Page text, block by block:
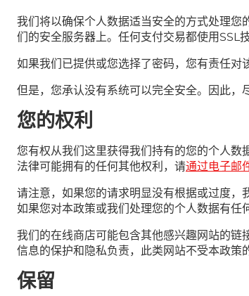
我们将以确保个人数据适当安全的方式处理
们的安全服务器上。任何支付交易都使用SSL技
如果我们已提供或您选择了密码，您有责任对
但是，您承认没有系统可以完全安全。因此，
您的权利
您有权从我们这里获得我们持有的您的个人
法律可能拥有的任何其他权利，请通过电子邮
请注意，如果您的请求明显没有根据或过度，
如果您对本政策或我们处理您的个人数据有
我们的在线商店可能包含其他感兴趣网站的
信息的保护和隐私负责，此类网站不受本政策
保留